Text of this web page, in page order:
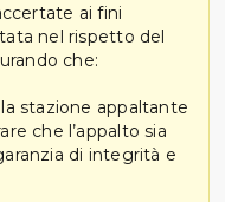
ai fini
nel rispetto del
che:
stazione appaltante
che l’appalto sia
di integrità e